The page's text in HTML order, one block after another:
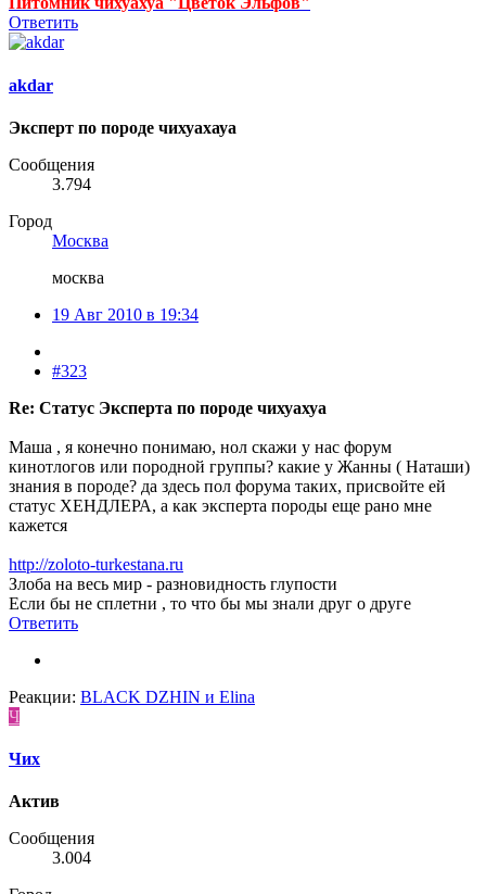
Ответить
akdar
Эксперт по породе чихуахауа
Сообщения
3.794
Город
Москва
москва
19 Авг 2010 в 19:34
#323
Re: Статус Эксперта по породе чихуахуа
Маша , я конечно понимаю, нол скажи у нас форум
кинотлогов или породной группы? какие у Жанны ( Наташи)
знания в породе? да здесь пол форума таких, присвойте ей
статус ХЕНДЛЕРА, а как эксперта породы еще рано мне
кажется
http://zoloto-turkestana.ru
Злоба на весь мир - разновидность глупости
Если бы не сплетни , то что бы мы знали друг о друге
Ответить
Реакции: BLACK DZHIN и Elina
Ч
Чих
Актив
Сообщения
3.004